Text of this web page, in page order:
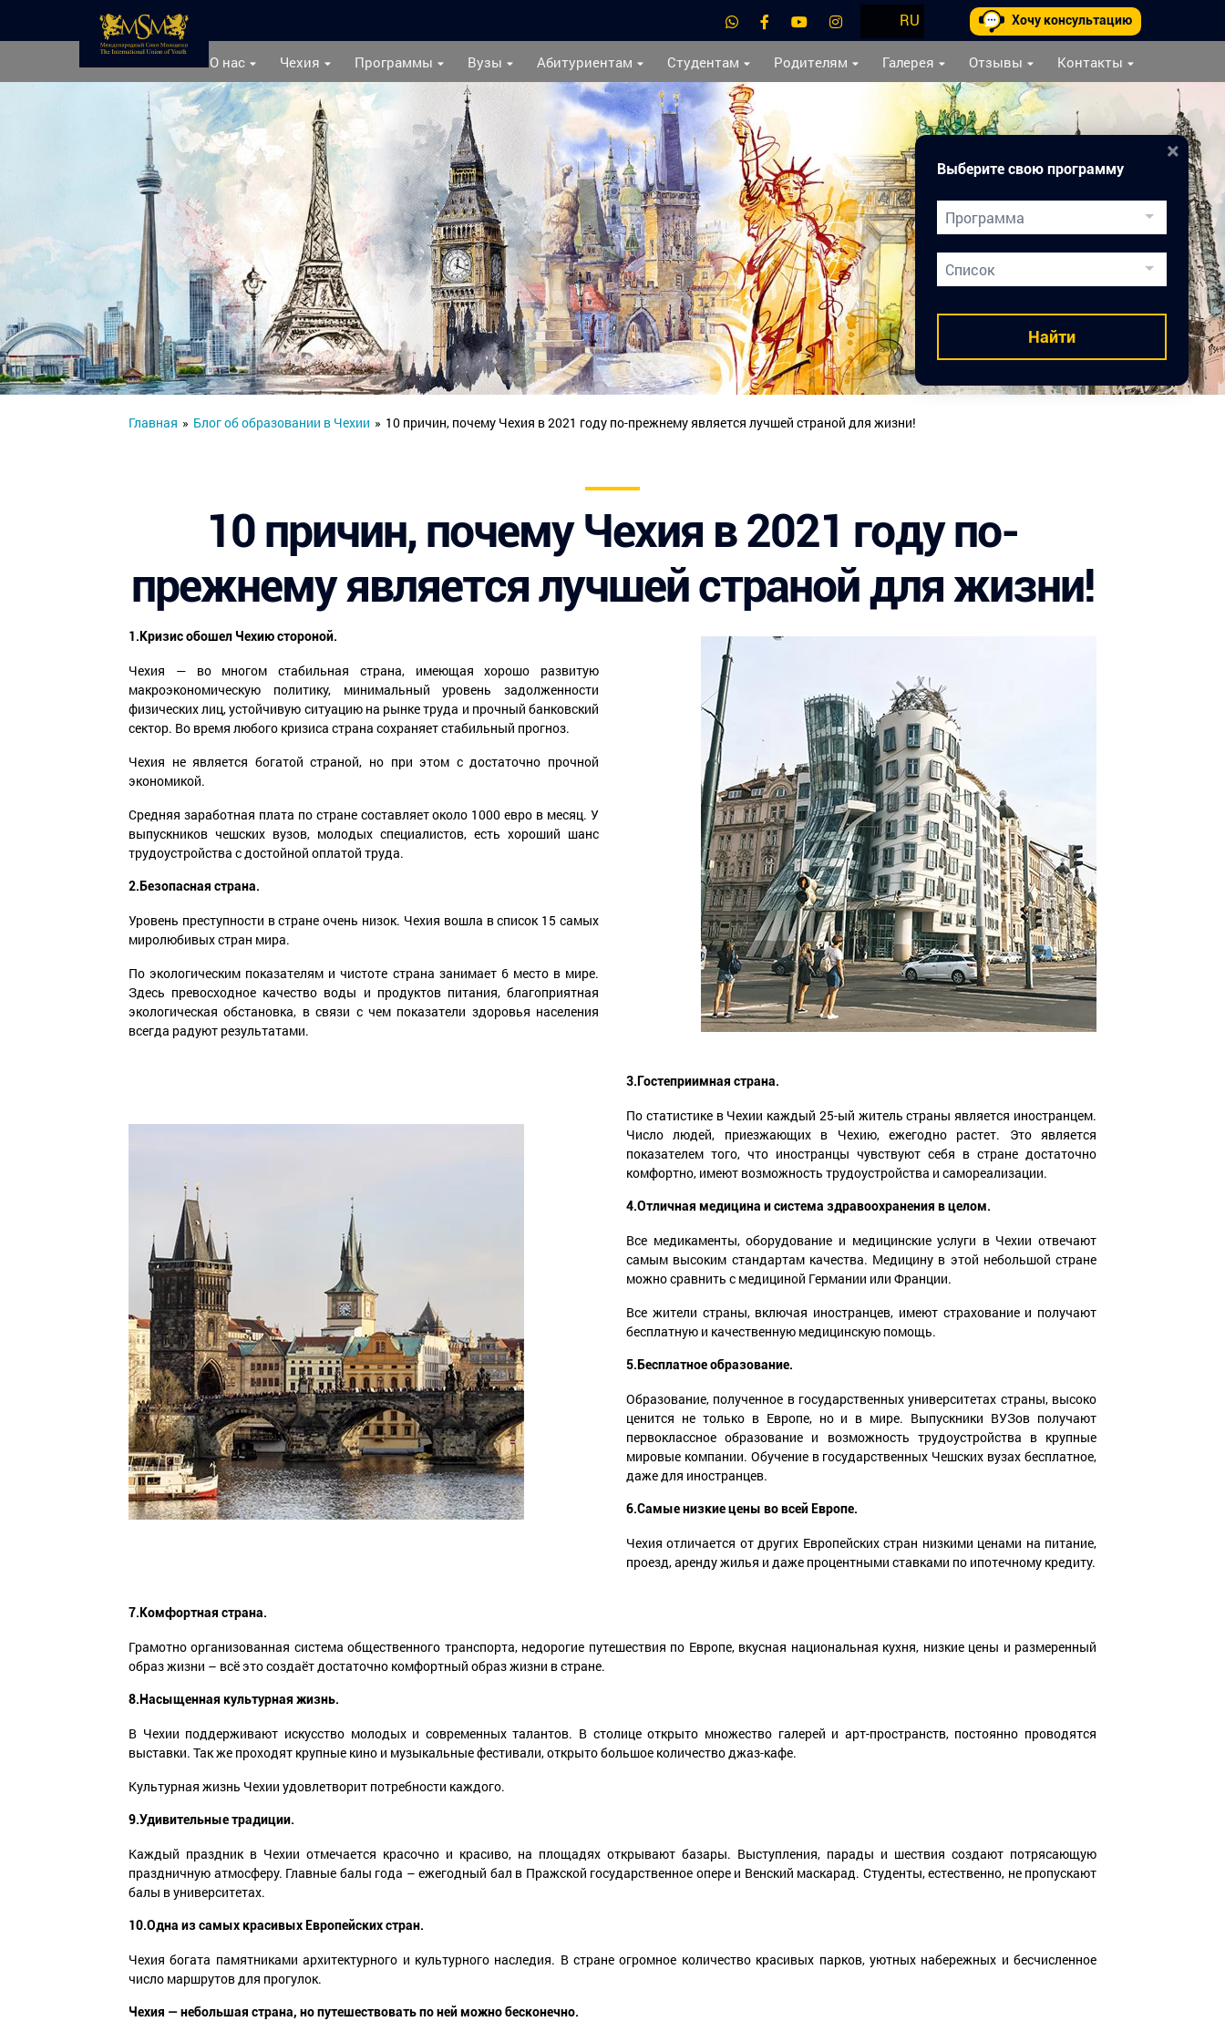
RU Хочу консультацию
О нас Чехия Программы Вузы Абитуриентам Студентам Родителям Галерея Отзывы Контакты
×
Выберите свою программу
Программа
Двойной Диплом
Подготовка к вузам
Медицинское образование
Карьера врача
Каникулы в Праге
Список
Найти
Главная » Блог об образовании в Чехии » 10 причин, почему Чехия в 2021 году по-прежнему является лучшей страной для жизни!
10 причин, почему Чехия в 2021 году по-
прежнему является лучшей страной для жизни!
1.Кризис обошел Чехию стороной.
Чехия — во многом стабильная страна, имеющая хорошо развитую
макроэкономическую политику, минимальный уровень задолженности
физических лиц, устойчивую ситуацию на рынке труда и прочный банковский
сектор. Во время любого кризиса страна сохраняет стабильный прогноз.
Чехия не является богатой страной, но при этом с достаточно прочной
экономикой.
Средняя заработная плата по стране составляет около 1000 евро в месяц. У
выпускников чешских вузов, молодых специалистов, есть хороший шанс
трудоустройства с достойной оплатой труда.
2.Безопасная страна.
Уровень преступности в стране очень низок. Чехия вошла в список 15 самых
миролюбивых стран мира.
По экологическим показателям и чистоте страна занимает 6 место в мире.
Здесь превосходное качество воды и продуктов питания, благоприятная
экологическая обстановка, в связи с чем показатели здоровья населения
всегда радуют результатами.
3.Гостеприимная страна.
По статистике в Чехии каждый 25-ый житель страны является иностранцем.
Число людей, приезжающих в Чехию, ежегодно растет. Это является
показателем того, что иностранцы чувствуют себя в стране достаточно
комфортно, имеют возможность трудоустройства и самореализации.
4.Отличная медицина и система здравоохранения в целом.
Все медикаменты, оборудование и медицинские услуги в Чехии отвечают
самым высоким стандартам качества. Медицину в этой небольшой стране
можно сравнить с медициной Германии или Франции.
Все жители страны, включая иностранцев, имеют страхование и получают
бесплатную и качественную медицинскую помощь.
5.Бесплатное образование.
Образование, полученное в государственных университетах страны, высоко
ценится не только в Европе, но и в мире. Выпускники ВУЗов получают
первоклассное образование и возможность трудоустройства в крупные
мировые компании. Обучение в государственных Чешских вузах бесплатное,
даже для иностранцев.
6.Самые низкие цены во всей Европе.
Чехия отличается от других Европейских стран низкими ценами на питание,
проезд, аренду жилья и даже процентными ставками по ипотечному кредиту.
7.Комфортная страна.
Грамотно организованная система общественного транспорта, недорогие путешествия по Европе, вкусная национальная кухня, низкие цены и размеренный
образ жизни – всё это создаёт достаточно комфортный образ жизни в стране.
8.Насыщенная культурная жизнь.
В Чехии поддерживают искусство молодых и современных талантов. В столице открыто множество галерей и арт-пространств, постоянно проводятся
выставки. Так же проходят крупные кино и музыкальные фестивали, открыто большое количество джаз-кафе.
Культурная жизнь Чехии удовлетворит потребности каждого.
9.Удивительные традиции.
Каждый праздник в Чехии отмечается красочно и красиво, на площадях открывают базары. Выступления, парады и шествия создают потрясающую
праздничную атмосферу. Главные балы года – ежегодный бал в Пражской государственное опере и Венский маскарад. Студенты, естественно, не пропускают
балы в университетах.
10.Одна из самых красивых Европейских стран.
Чехия богата памятниками архитектурного и культурного наследия. В стране огромное количество красивых парков, уютных набережных и бесчисленное
число маршрутов для прогулок.
Чехия — небольшая страна, но путешествовать по ней можно бесконечно.